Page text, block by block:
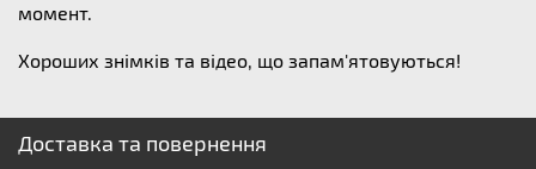
момент.
Хороших знімків та відео, що запам'ятовуються!
Доставка та повернення